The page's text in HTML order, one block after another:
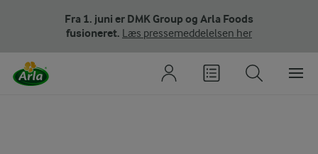
Fra 1. juni er DMK Group og Arla Foods
fusioneret. Læs pressemeddelelsen her